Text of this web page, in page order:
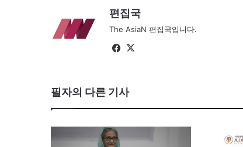
편집국
The AsiaN 편집국입니다.
Fa
ok
필자의 다른 기사